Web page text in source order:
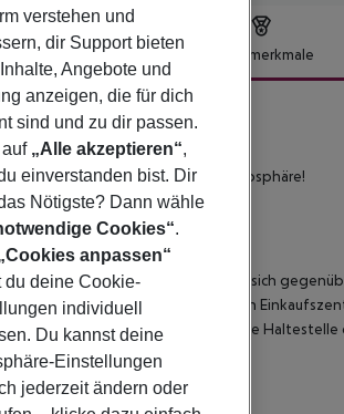
Hotelmerkmale
mit eleganter, angenehmer Atmosphäre!
gehoben Mittelklasse befindet sich
der Stadt sowie den verschiedenen
zum Flughafen bietet. Die nächste
verstehen und
dir Support bieten
Angebote und
anzeigen, die für dich
sind und zu dir passen.
„Alle akzeptieren“,
einverstanden bist. Dir
Nötigste? Dann wähle
Cookies“.
anpassen“
du deine Cookie-
individuell
Du kannst deine
Einstellungen
jederzeit ändern oder